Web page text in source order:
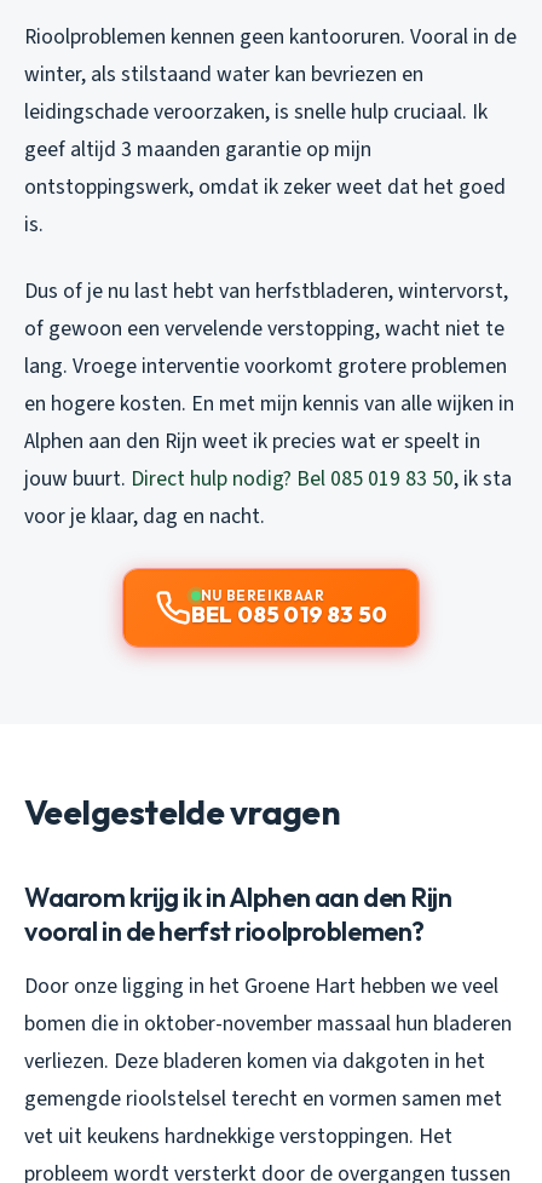
Rioolproblemen kennen geen kantooruren. Vooral in de
winter, als stilstaand water kan bevriezen en
leidingschade veroorzaken, is snelle hulp cruciaal. Ik
geef altijd 3 maanden garantie op mijn
ontstoppingswerk, omdat ik zeker weet dat het goed
is.
Dus of je nu last hebt van herfstbladeren, wintervorst,
of gewoon een vervelende verstopping, wacht niet te
lang. Vroege interventie voorkomt grotere problemen
en hogere kosten. En met mijn kennis van alle wijken in
Alphen aan den Rijn weet ik precies wat er speelt in
jouw buurt. Direct hulp nodig? Bel 085 019 83 50, ik sta
voor je klaar, dag en nacht.
NU BEREIKBAAR
BEL 085 019 83 50
Veelgestelde vragen
Waarom krijg ik in Alphen aan den Rijn
vooral in de herfst rioolproblemen?
Door onze ligging in het Groene Hart hebben we veel
bomen die in oktober-november massaal hun bladeren
verliezen. Deze bladeren komen via dakgoten in het
gemengde rioolstelsel terecht en vormen samen met
vet uit keukens hardnekkige verstoppingen. Het
probleem wordt versterkt door de overgangen tussen